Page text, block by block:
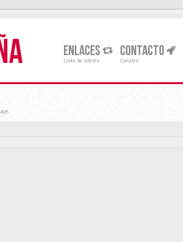
ENLACES
Links de interés
CONTACTO
Canales